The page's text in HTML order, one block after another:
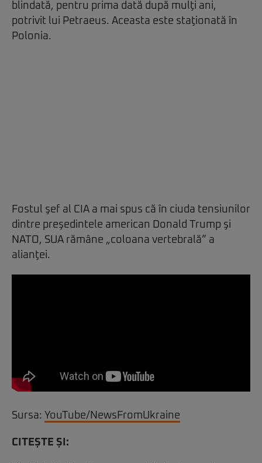
blindată, pentru prima dată după mulţi ani,
potrivit lui Petraeus. Aceasta este staţionată în
Polonia.
Fostul şef al CIA a mai spus că în ciuda tensiunilor
dintre preşedintele american Donald Trump şi
NATO, SUA rămâne „coloana vertebrală” a
alianţei.
Sursa: YouTube/NewsFromUkraine
CITEȘTE ȘI: